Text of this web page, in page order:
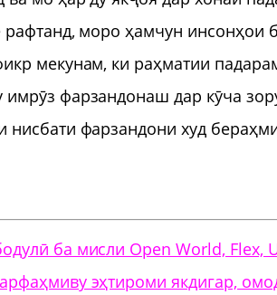
моро ҳамчун инсонҳои
мекунам, ки раҳматии
фарзандонаш дар кӯча
нисбати фарзандони худ
ба мисли Open World, Flex,
эҳтироми якдигар,